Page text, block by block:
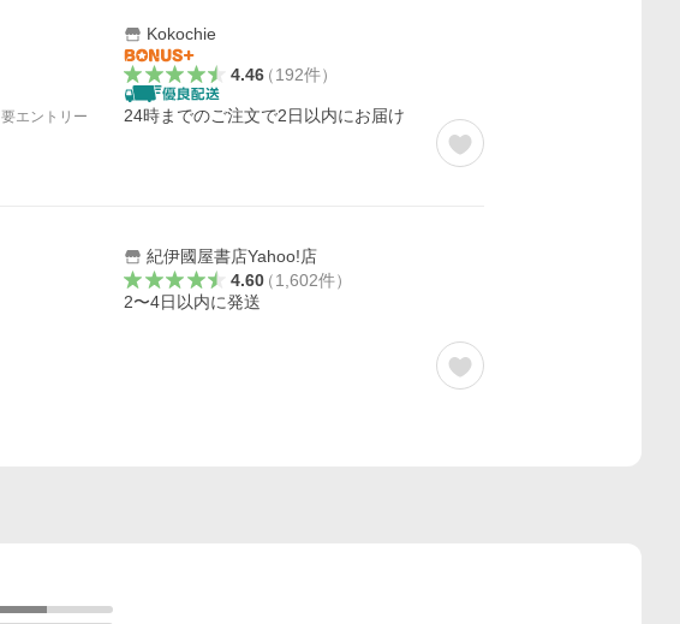
要エントリー
Kokochie
4.46（192件）
24時までのご注文で2日以内にお届け
紀伊國屋書店Yahoo!店
4.60（1,602件）
2〜4日以内に発送